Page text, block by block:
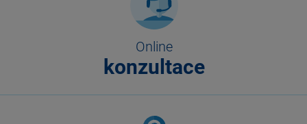
Online
konzultace